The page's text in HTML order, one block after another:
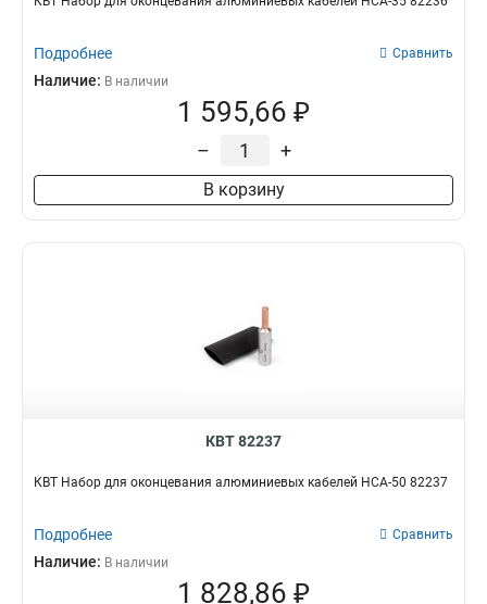
Подробнее Сравнить
Наличие: В наличии
1 595,66 ₽
– +
В корзину
КВТ 82237
КВТ Набор для оконцевания алюминиевых кабелей НСА-50 82237
Подробнее Сравнить
Наличие: В наличии
1 828,86 ₽